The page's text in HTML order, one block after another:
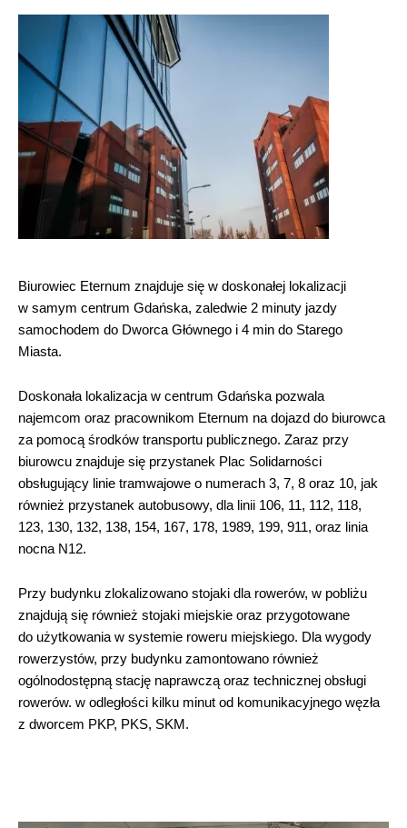
Biurowiec Eternum znajduje się w doskonałej lokalizacji
w samym centrum Gdańska, zaledwie 2 minuty jazdy
samochodem do Dworca Głównego i 4 min do Starego
Miasta.
Doskonała lokalizacja w centrum Gdańska pozwala
najemcom oraz pracownikom Eternum na dojazd do biurowca
za pomocą środków transportu publicznego. Zaraz przy
biurowcu znajduje się przystanek Plac Solidarności
obsługujący linie tramwajowe o numerach 3, 7, 8 oraz 10, jak
również przystanek autobusowy, dla linii 106, 11, 112, 118,
123, 130, 132, 138, 154, 167, 178, 1989, 199, 911, oraz linia
nocna N12.
Przy budynku zlokalizowano stojaki dla rowerów, w pobliżu
znajdują się również stojaki miejskie oraz przygotowane
do użytkowania w systemie roweru miejskiego. Dla wygody
rowerzystów, przy budynku zamontowano również
ogólnodostępną stację naprawczą oraz technicznej obsługi
rowerów. w odległości kilku minut od komunikacyjnego węzła
z dworcem PKP, PKS, SKM.